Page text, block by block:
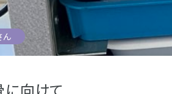
浜松店 藤枝店
ん
に向けて